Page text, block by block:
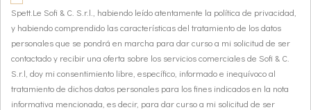
Spett.Le Sofi & C. S.r.l., habiendo leído atentamente la política de privacidad,
y habiendo comprendido las características del tratamiento de los datos
personales que se pondrá en marcha para dar curso a mi solicitud de ser
contactado y recibir una oferta sobre los servicios comerciales de Sofi & C.
S.r.l, doy mi consentimiento libre, específico, informado e inequívoco al
tratamiento de dichos datos personales para los fines indicados en la nota
informativa mencionada, es decir, para dar curso a mi solicitud de ser